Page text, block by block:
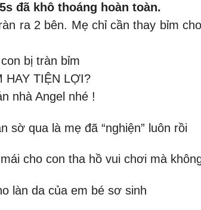
đã khô thoáng hoàn toàn.
ra 2 bên. Mẹ chỉ cần thay bỉm
bị tràn bỉm
HAY TIỆN LỢI?
nhà Angel nhé !
sờ qua là mẹ đã “nghiện” luôn rồi
cho con tha hồ vui chơi mà
làn da của em bé sơ sinh